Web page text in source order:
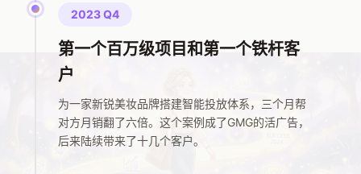
2023 Q4
第一个百万级项目和第一个铁杆客
户
为一家新锐美妆品牌搭建智能投放体系，三个月帮
对方月销翻了六倍。这个案例成了GMG的活广告，
后来陆续带来了十几个客户。